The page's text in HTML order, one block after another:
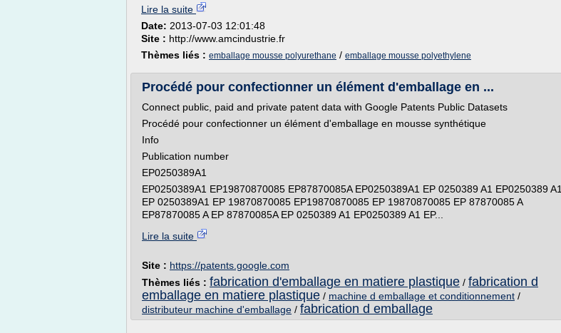
Lire la suite
Date: 2013-07-03 12:01:48
Site : http://www.amcindustrie.fr
Thèmes liés : emballage mousse polyurethane / emballage mousse polyethylene
Procédé pour confectionner un élément d'emballage en ...
Connect public, paid and private patent data with Google Patents Public Datasets
Procédé pour confectionner un élément d'emballage en mousse synthétique
Info
Publication number
EP0250389A1
EP0250389A1 EP19870870085 EP87870085A EP0250389A1 EP 0250389 A1 EP0250389 A1
EP 0250389A1 EP 19870870085 EP19870870085 EP 19870870085 EP 87870085 A
EP87870085 A EP 87870085A EP 0250389 A1 EP0250389 A1 EP...
Lire la suite
Site : https://patents.google.com
Thèmes liés : fabrication d'emballage en matiere plastique / fabrication d
emballage en matiere plastique / machine d emballage et conditionnement /
distributeur machine d'emballage / fabrication d emballage